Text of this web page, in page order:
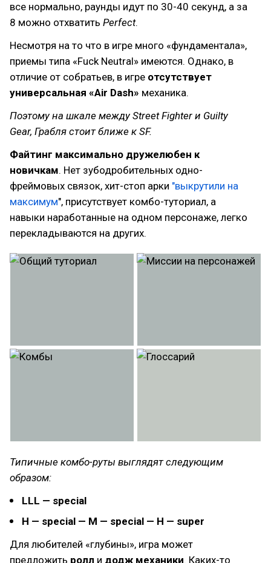
все нормально, раунды идут по 30-40 секунд, а за
8 можно отхватить Perfect.
Несмотря на то что в игре много «фундаментала»,
приемы типа «Fuck Neutral» имеются. Однако, в
отличие от собратьев, в игре отсутствует
универсальная «Air Dash» механика.
Поэтому на шкале между Street Fighter и Guilty
Gear, Грабля стоит ближе к SF.
Файтинг максимально дружелюбен к
новичкам. Нет зубодробительных одно-
фреймовых связок, хит-стоп арки "выкрутили на
максимум", присутствует комбо-туториал, а
навыки наработанные на одном персонаже, легко
перекладываются на других.
Типичные комбо-руты выглядят следующим
образом:
LLL — special
H — special — M — special — H — super
Для любителей «глубины», игра может
предложить ролл и додж механики. Каких-то